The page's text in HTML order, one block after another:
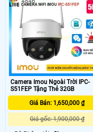
Camera Imou Ngoài Trời IPC-
S51FEP Tặng Thẻ 32GB
Giá Bán: 1,650,000 ₫
Giá gốc: 1,900,000 ₫